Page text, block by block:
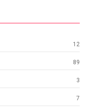
12
89
3
7